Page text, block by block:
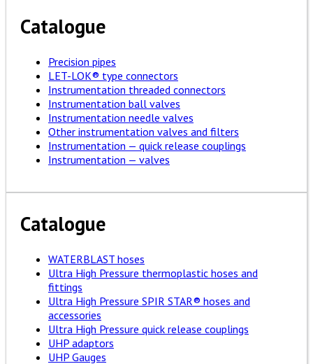
Catalogue
Precision pipes
LET-LOK® type connectors
Instrumentation threaded connectors
Instrumentation ball valves
Instrumentation needle valves
Other instrumentation valves and filters
Instrumentation — quick release couplings
Instrumentation — valves
Catalogue
WATERBLAST hoses
Ultra High Pressure thermoplastic hoses and
fittings
Ultra High Pressure SPIR STAR® hoses and
accessories
Ultra High Pressure quick release couplings
UHP adaptors
UHP Gauges